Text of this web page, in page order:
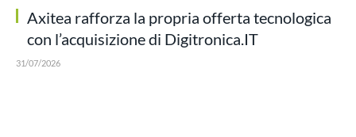
Axitea rafforza la propria offerta tecnologica
con l’acquisizione di Digitronica.IT
31/07/2026